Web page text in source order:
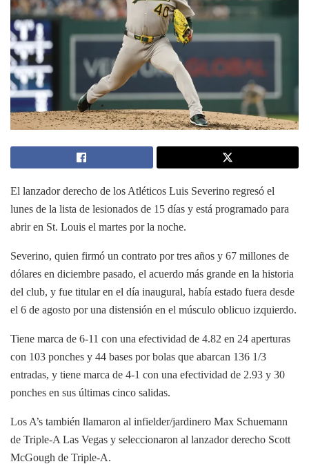
El lanzador derecho de los Atléticos Luis Severino regresó el
lunes de la lista de lesionados de 15 días y está programado para
abrir en St. Louis el martes por la noche.
Severino, quien firmó un contrato por tres años y 67 millones de
dólares en diciembre pasado, el acuerdo más grande en la historia
del club, y fue titular en el día inaugural, había estado fuera desde
el 6 de agosto por una distensión en el músculo oblicuo izquierdo.
Tiene marca de 6-11 con una efectividad de 4.82 en 24 aperturas
con 103 ponches y 44 bases por bolas que abarcan 136 1/3
entradas, y tiene marca de 4-1 con una efectividad de 2.93 y 30
ponches en sus últimas cinco salidas.
Los A’s también llamaron al infielder/jardinero Max Schuemann
de Triple-A Las Vegas y seleccionaron al lanzador derecho Scott
McGough de Triple-A.